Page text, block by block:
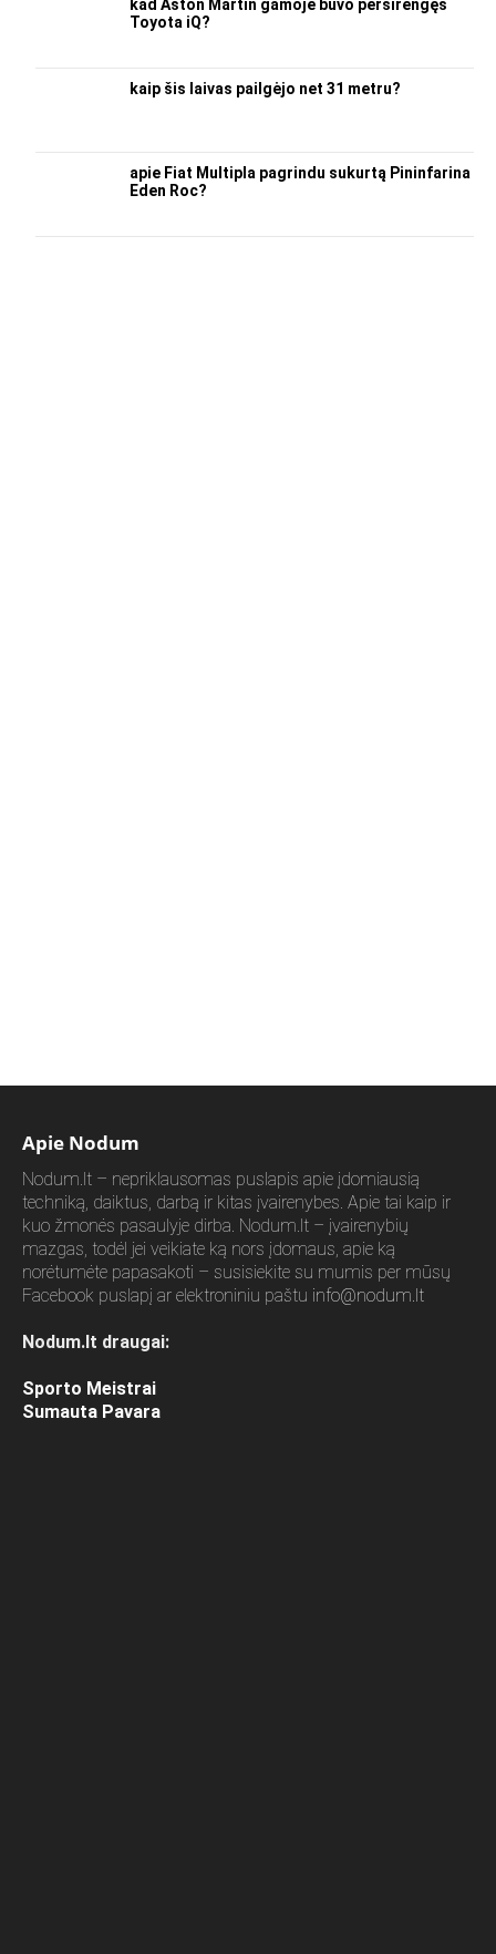
kad Aston Martin gamoje buvo persirengęs
Toyota iQ?
kaip šis laivas pailgėjo net 31 metru?
apie Fiat Multipla pagrindu sukurtą Pininfarina
Eden Roc?
Apie Nodum
Nodum.lt – nepriklausomas puslapis apie įdomiausią
techniką, daiktus, darbą ir kitas įvairenybes. Apie tai kaip ir
kuo žmonės pasaulyje dirba. Nodum.lt – įvairenybių
mazgas, todėl jei veikiate ką nors įdomaus, apie ką
norėtumėte papasakoti – susisiekite su mumis per mūsų
Facebook puslapį ar elektroniniu paštu info@nodum.lt
Nodum.lt draugai:
Sporto Meistrai
Sumauta Pavara